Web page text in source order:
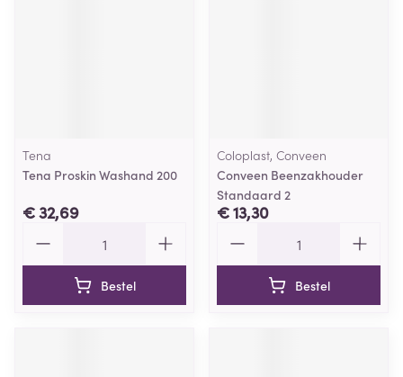
Tena
Tena Proskin Washand 200
€ 32,69
Bestel
Coloplast, Conveen
Conveen Beenzakhouder
Standaard 2
€ 13,30
Bestel